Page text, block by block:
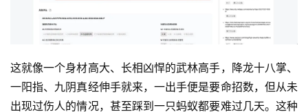
这就像一个身材高大、长相凶悍的武林高手，降龙十八掌、
一阳指、九阴真经伸手就来，一出手便是要命招数，但从未
出现过伤人的情况，甚至踩到一只蚂蚁都要难过几天。这种